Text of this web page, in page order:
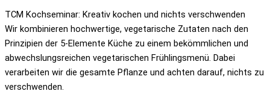
TCM Kochseminar: Kreativ kochen und nichts verschwenden
Wir kombinieren hochwertige, vegetarische Zutaten nach den
Prinzipien der 5-Elemente Küche zu einem bekömmlichen und
abwechslungsreichen vegetarischen Frühlingsmenü. Dabei
verarbeiten wir die gesamte Pflanze und achten darauf, nichts zu
verschwenden.